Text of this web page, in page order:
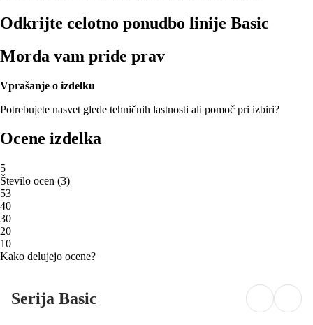
Odkrijte celotno ponudbo linije Basic
Morda vam pride prav
Vprašanje o izdelku
Potrebujete nasvet glede tehničnih lastnosti ali pomoč pri izbiri?
Ocene izdelka
5
Število ocen (3)
53
40
30
20
10
Kako delujejo ocene?
Serija Basic